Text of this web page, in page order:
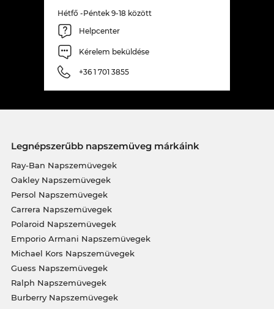
Hétfő -Péntek 9-18 között
Helpcenter
Kérelem beküldése
+36 1 701 3855
Legnépszerűbb napszemüveg márkáink
Ray-Ban Napszemüvegek
Oakley Napszemüvegek
Persol Napszemüvegek
Carrera Napszemüvegek
Polaroid Napszemüvegek
Emporio Armani Napszemüvegek
Michael Kors Napszemüvegek
Guess Napszemüvegek
Ralph Napszemüvegek
Burberry Napszemüvegek